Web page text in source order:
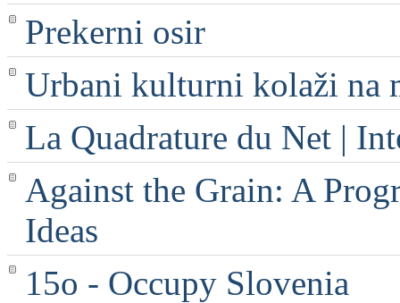
Prekerni osir
Urbani kulturni kolaži na
La Quadrature du Net |
Against the Grain: A
Ideas
15o - Occupy Slovenia